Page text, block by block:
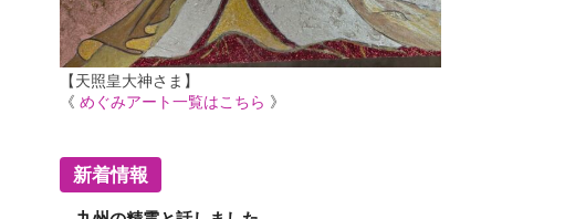
【天照皇大神さま】
《めぐみアート一覧はこちら 》
新着情報